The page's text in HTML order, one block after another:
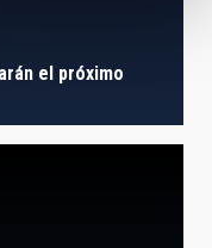
el próximo